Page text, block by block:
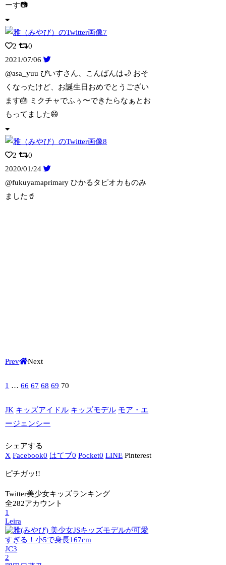
ーす📷
2
0
2021/07/06
@asa_yuu ぴいすさん、こんばんは🌙 おそ
くなったけど、お誕生日おめでと うござい
ます🎂 ミクチャでふぅ〜できたらなぁとお
もってました😄
2
0
2020/01/24
@fukuyamaprimary ひかるタピオカものみ
ました🥤
Prev Next
1 … 66 67 68 69 70
JK キッズアイドル キッズモデル モア・エ
ージェンシー
シェアする
X Facebook0 はてブ0 Pocket0 LINE Pinterest
ピチガッ!!
Twitter美少女キッズランキング
全282アカウント
1
Leira
JC3
2